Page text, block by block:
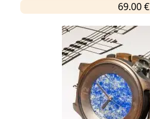
69.00 €